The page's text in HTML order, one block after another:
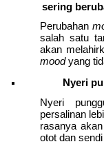
sering
Perubahan
salah satu
mood yang
Nyeri
Nyeri
persalinan
rasanya
otot dan